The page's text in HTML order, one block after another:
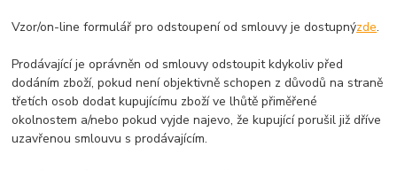
Vzor/on-line formulář pro odstoupení od smlouvy je dostupnýzde.
Prodávající je oprávněn od smlouvy odstoupit kdykoliv před
dodáním zboží, pokud není objektivně schopen z důvodů na straně
třetích osob dodat kupujícímu zboží ve lhůtě přiměřené
okolnostem a/nebo pokud vyjde najevo, že kupující porušil již dříve
uzavřenou smlouvu s prodávajícím.